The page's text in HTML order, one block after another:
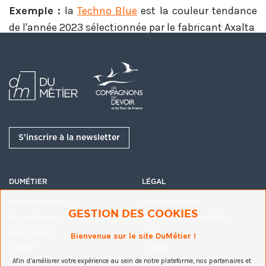
Exemple : la Techno Blue est la couleur tendance
de l'année 2023 sélectionnée par le fabricant Axalta
1) Les peintures à effet
tuning
Les peintures thermochromiques pour
Comme son nom l’indique,une peinture
thermochromiqueest une peinture qui change de
S’inscrire à la newsletter
DUMÉTIER LÉGAL
Politique de confidentialité
CGU
Mentions légales
GESTION DES COOKIES
Bienvenue sur le site DuMétier !
Afin d’améliorer votre expérience au sein de notre plateforme, nos partenaires et